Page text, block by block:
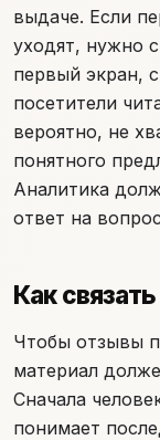
выдаче. Если
уходят, нужно
первый экран,
посетители
вероятно, не
понятного
Аналитика
ответ на
Как
Чтобы отзывы
материал
Сначала
понимает